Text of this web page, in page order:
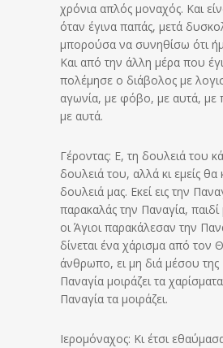
χρόνια απλός μοναχός. Και
όταν έγινα παπάς, μετά
μπορούσα να συνηθίσω ότι
Και από την άλλη μέρα που
πολέμησε ο διάβολος με
αγωνία, με φόβο, με αυτά, με
με αυτά.
Γέροντας: Ε, τη δουλειά του
δουλειά του, αλλά κι εμείς θα
δουλειά μας. Εκεί εις την
παρακαλάς την Παναγία, παιδί
οι Άγιοι παρακάλεσαν την
δίνεται ένα χάρισμα από τον
άνθρωπο, ει μη διά μέσου της
Παναγία μοιράζει τα
Παναγία τα μοιράζει.
Ιερομόναχος: Κι έτσι